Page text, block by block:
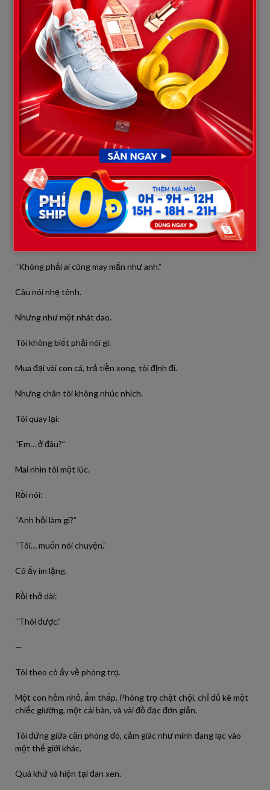
Tôi hỏi:
“Em… vẫn ở đây à?”
“Ừ. Vẫn vậy thôi.”
“Chồng con thế nào rồi?”
Mai dừng tay một chút.
Rồi nói:
“Em chưa lấy chồng.”
Tôi sững lại.
“Vì…?”
Cô ấy cười:
“Không phải ai cũng may mắn như anh.”
Câu nói nhẹ tênh.
Nhưng như một nhát dao.
Tôi không biết phải nói gì.
Mua đại vài con cá, trả tiền xong, tôi định đi.
Nhưng chân tôi không nhúc nhích.
Tôi quay lại:
“Em… ở đâu?”
Mai nhìn tôi một lúc.
Rồi nói:
“Anh hỏi làm gì?”
“Tôi… muốn nói chuyện.”
Cô ấy im lặng.
Rồi thở dài:
“Thôi được.”
—
Tôi theo cô ấy về phòng trọ.
Một con hẻm nhỏ, ẩm thấp. Phòng trọ chật chội, chỉ đủ kê một
chiếc giường, một cái bàn, và vài đồ đạc đơn giản.
Tôi đứng giữa căn phòng đó, cảm giác như mình đang lạc vào
một thế giới khác.
Quá khứ và hiện tại đan xen.